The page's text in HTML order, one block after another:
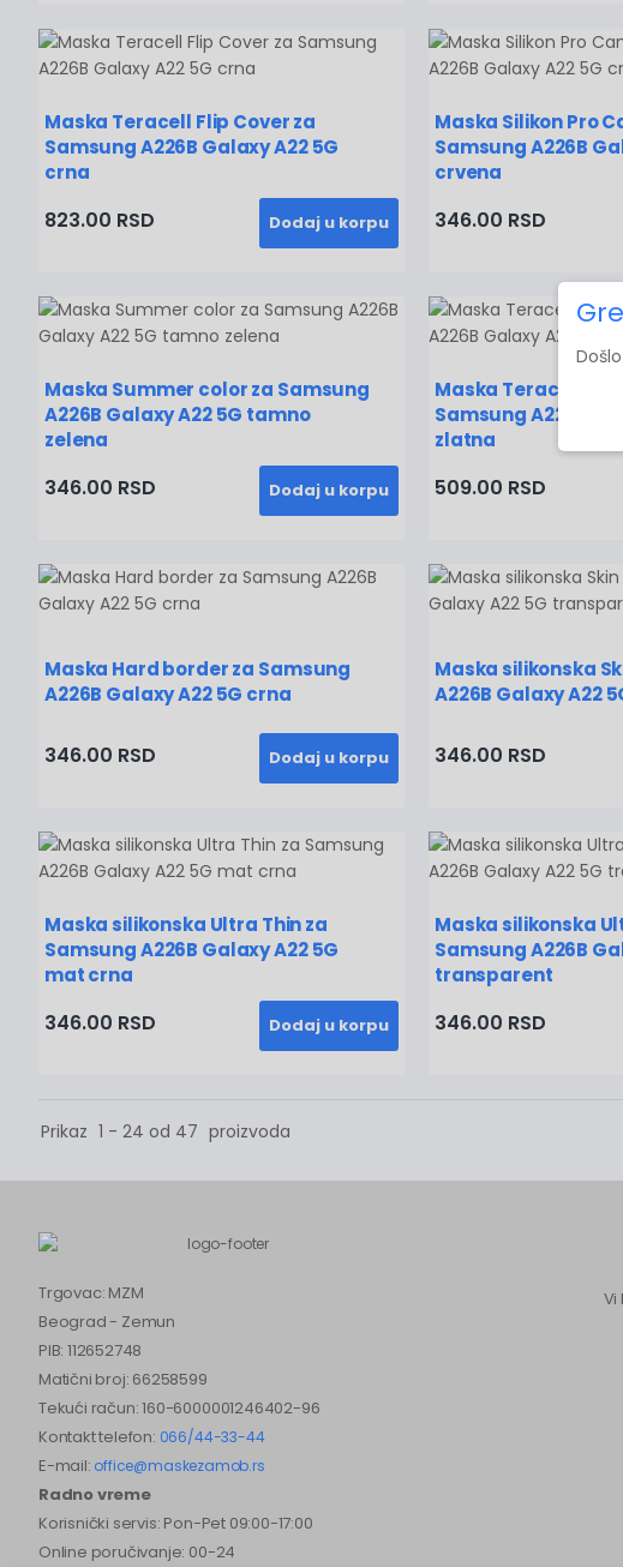
Maska Teracell Flip Cover za
Samsung A226B Galaxy A22 5G
crna
823.00 RSD Dodaj u korpu
Maska Silikon Pro
Samsung A226B
crvena
346.00 RSD
Maska Summer color za Samsung
A226B Galaxy A22 5G tamno
zelena
346.00 RSD Dodaj u korpu
Maska Teracell Flip
Samsung A226B
zlatna
509.00 RSD
Maska Hard border za Samsung
A226B Galaxy A22 5G crna
346.00 RSD Dodaj u korpu
Maska silikonska
A226B Galaxy A22
346.00 RSD
Maska silikonska Ultra Thin za
Samsung A226B Galaxy A22 5G
mat crna
346.00 RSD Dodaj u korpu
Maska silikonska
Samsung A226B
transparent
346.00 RSD
Prikaz 1 - 24 od 47 proizvoda
Trgovac: MZM
Beograd - Zemun
PIB: 112652748
Matični broj: 66258599
Tekući račun: 160-6000001246402-96
Kontakt telefon: 066/44-33-44
E-mail: office@maskezamob.rs
Radno vreme
Korisnički servis: Pon-Pet 09:00-17:00
Online poručivanje: 00-24
Vi